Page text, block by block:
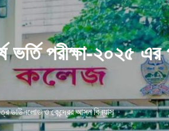
ভর্তি পরীক্ষা-২০২৫
ডাউনলোড ও কেন্দ্রের আসন বিন্যাস